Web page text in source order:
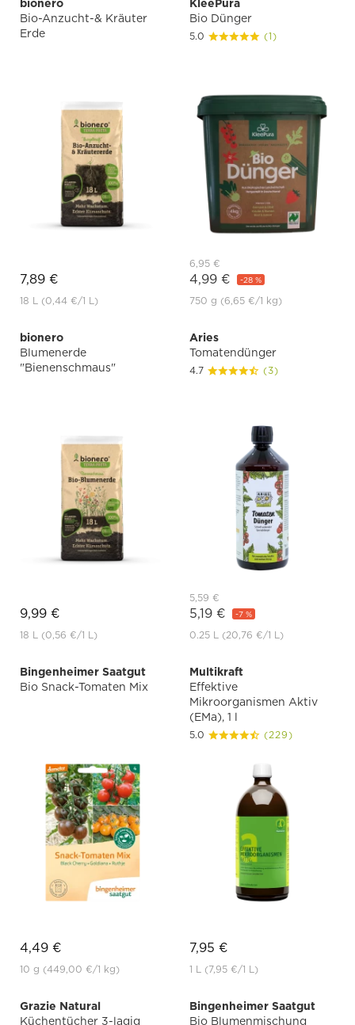
bionero
Bio-Anzucht-& Kräuter
Erde
7,89 €
18 L (0,44 €/1 L)
KleePura
Bio Dünger
5.0 (1)
6,95 €
4,99 € -28 %
750 g (6,65 €/1 kg)
bionero
Blumenerde
"Bienenschmaus"
9,99 €
18 L (0,56 €/1 L)
Aries
Tomatendünger
4.7 (3)
5,59 €
5,19 € -7 %
0.25 L (20,76 €/1 L)
Bingenheimer Saatgut
Bio Snack-Tomaten Mix
4,49 €
10 g (449,00 €/1 kg)
Multikraft
Effektive
Mikroorganismen Aktiv
(EMa), 1 l
5.0 (229)
7,95 €
1 L (7,95 €/1 L)
Grazie Natural
Küchentücher 3-lagig
Bingenheimer Saatgut
Bio Blumenmischung